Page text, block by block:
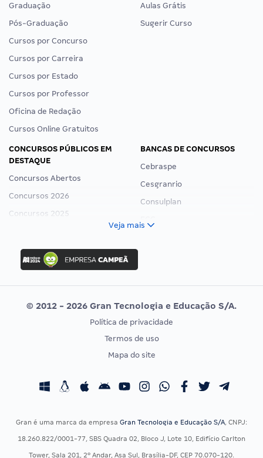
Graduação
Pós-Graduação
Cursos por Concurso
Cursos por Carreira
Cursos por Estado
Cursos por Professor
Oficina de Redação
Cursos Online Gratuitos
Aulas Grátis
Sugerir Curso
CONCURSOS PÚBLICOS EM
DESTAQUE
Concursos Abertos
Concursos 2026
Concursos 2025
Concurso Ibama
Concurso MPU
Editais publicados
BANCAS DE CONCURSOS
Cebraspe
Cesgranrio
Consulplan
Vunesp
CONCURSOS POR PROFISSÃO
Concursos Fiscais
EXAME DE ORDEM
Calendário OAB
Veja mais
© 2012 - 2026 Gran Tecnologia e Educação S/A.
Política de privacidade
Termos de uso
Mapa do site
Gran é uma marca da empresa Gran Tecnologia e Educação S/A, CNPJ:
18.260.822/0001-77, SBS Quadra 02, Bloco J, Lote 10, Edifício Carlton
Tower, Sala 201, 2º Andar, Asa Sul, Brasília-DF, CEP 70.070-120.